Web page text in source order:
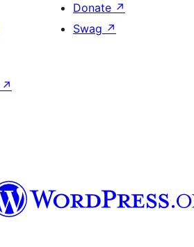
Donate ↗
Swag ↗
↗